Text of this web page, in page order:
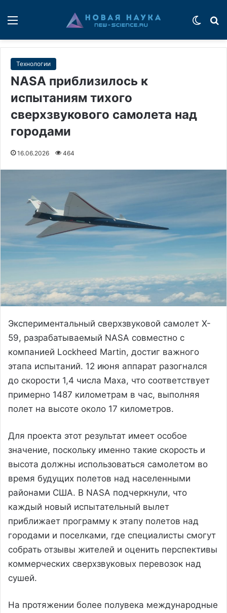
Технологии
NASA приблизилось к
испытаниям тихого
сверхзвукового самолета над
городами
16.06.2026 464
Экспериментальный сверхзвуковой самолет X-
59, разрабатываемый NASA совместно с
компанией Lockheed Martin, достиг важного
этапа испытаний. 12 июня аппарат разогнался
до скорости 1,4 числа Маха, что соответствует
примерно 1487 километрам в час, выполняя
полет на высоте около 17 километров.
Для проекта этот результат имеет особое
значение, поскольку именно такие скорость и
высота должны использоваться самолетом во
время будущих полетов над населенными
районами США. В NASA подчеркнули, что
каждый новый испытательный вылет
приближает программу к этапу полетов над
городами и поселками, где специалисты смогут
собрать отзывы жителей и оценить перспективы
коммерческих сверхзвуковых перевозок над
сушей.
На протяжении более полувека международные